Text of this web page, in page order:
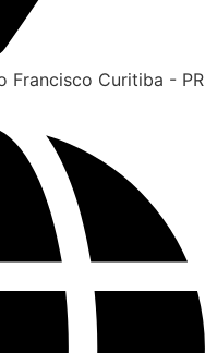
Francisco Curitiba - PR